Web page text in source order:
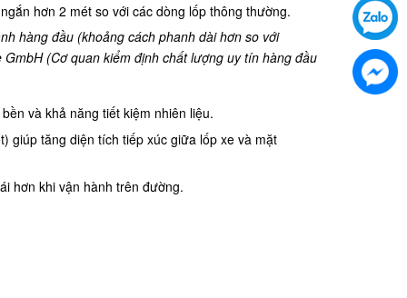
hơn 2 mét so với các dòng lốp thông thường.
hàng đầu (khoảng cách phanh dài hơn so với
(Cơ quan kiểm định chất lượng uy tín hàng đầu
và khả năng tiết kiệm nhiên liệu.
giúp tăng diện tích tiếp xúc giữa lốp xe và mặt
hơn khi vận hành trên đường.